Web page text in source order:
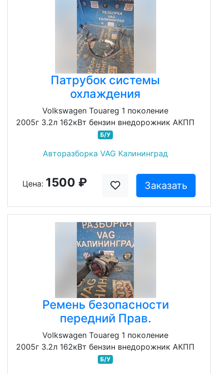
Патрубок системы
охлаждения
Volkswagen Touareg 1 поколение
2005г 3.2л 162кВт бензин внедорожник АКПП
Б/У
Авторазборка VAG Калининград
Цена: 1500 ₽ Заказать
Ремень безопасности
передний Прав.
Volkswagen Touareg 1 поколение
2005г 3.2л 162кВт бензин внедорожник АКПП
Б/У